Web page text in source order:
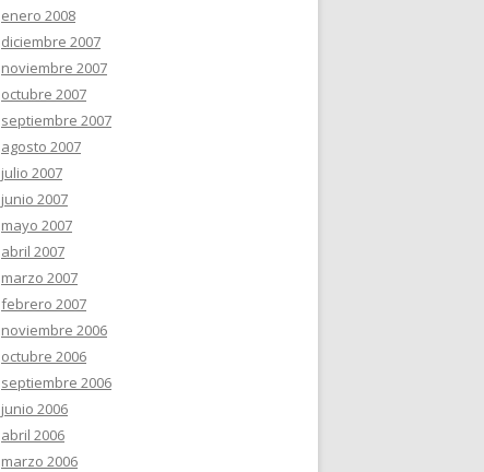
enero 2008
diciembre 2007
noviembre 2007
octubre 2007
septiembre 2007
agosto 2007
julio 2007
junio 2007
mayo 2007
abril 2007
marzo 2007
febrero 2007
noviembre 2006
octubre 2006
septiembre 2006
junio 2006
abril 2006
marzo 2006